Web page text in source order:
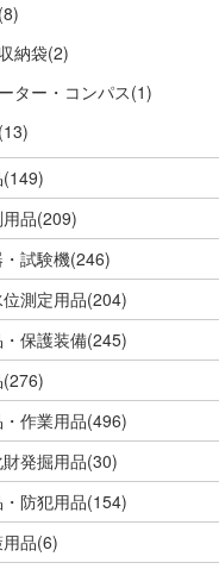
(8)
納袋(2)
ター・コンパス(1)
(13)
(149)
品(209)
試験機(246)
測定用品(204)
保護装備(245)
(276)
作業用品(496)
発掘用品(30)
防犯用品(154)
品(6)